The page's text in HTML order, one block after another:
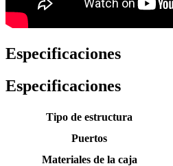
Especificaciones
Especificaciones
Tipo de estructura
Puertos
Materiales de la caja